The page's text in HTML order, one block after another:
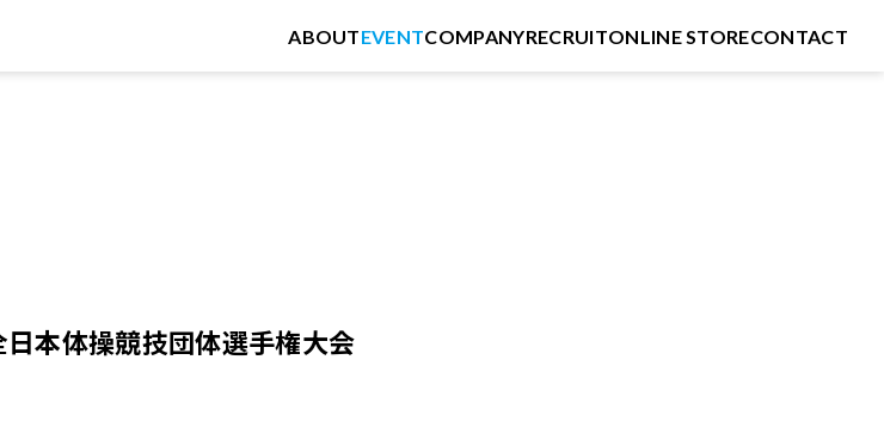
ABOUTEVENTCOMPANYRECRUITONLINE STORECONTACT
本体操競技団体選手権大会